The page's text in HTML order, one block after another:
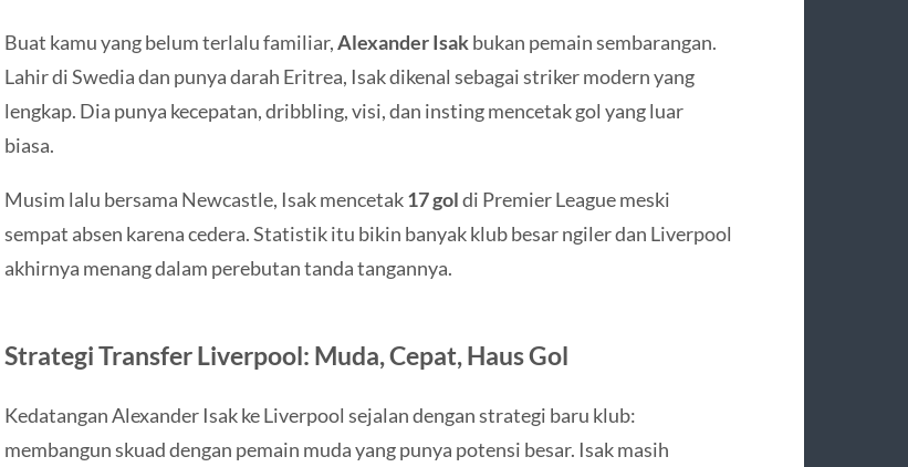
Buat kamu yang belum terlalu familiar,Alexander Isakbukan pemain sembarangan.
Lahir di Swedia dan punya darah Eritrea, Isak dikenal sebagai striker modern yang
lengkap. Dia punya kecepatan, dribbling, visi, dan insting mencetak gol yang luar
biasa.
Musim lalu bersama Newcastle, Isak mencetak17 goldi Premier League meski
sempat absen karena cedera. Statistik itu bikin banyak klub besar ngiler dan Liverpool
akhirnya menang dalam perebutan tanda tangannya.
Strategi Transfer Liverpool: Muda, Cepat, Haus Gol
Kedatangan Alexander Isak ke Liverpool sejalan dengan strategi baru klub:
membangun skuad dengan pemain muda yang punya potensi besar. Isak masih